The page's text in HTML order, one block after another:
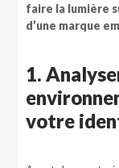
faire la lumière
d’une marque
1.
votre